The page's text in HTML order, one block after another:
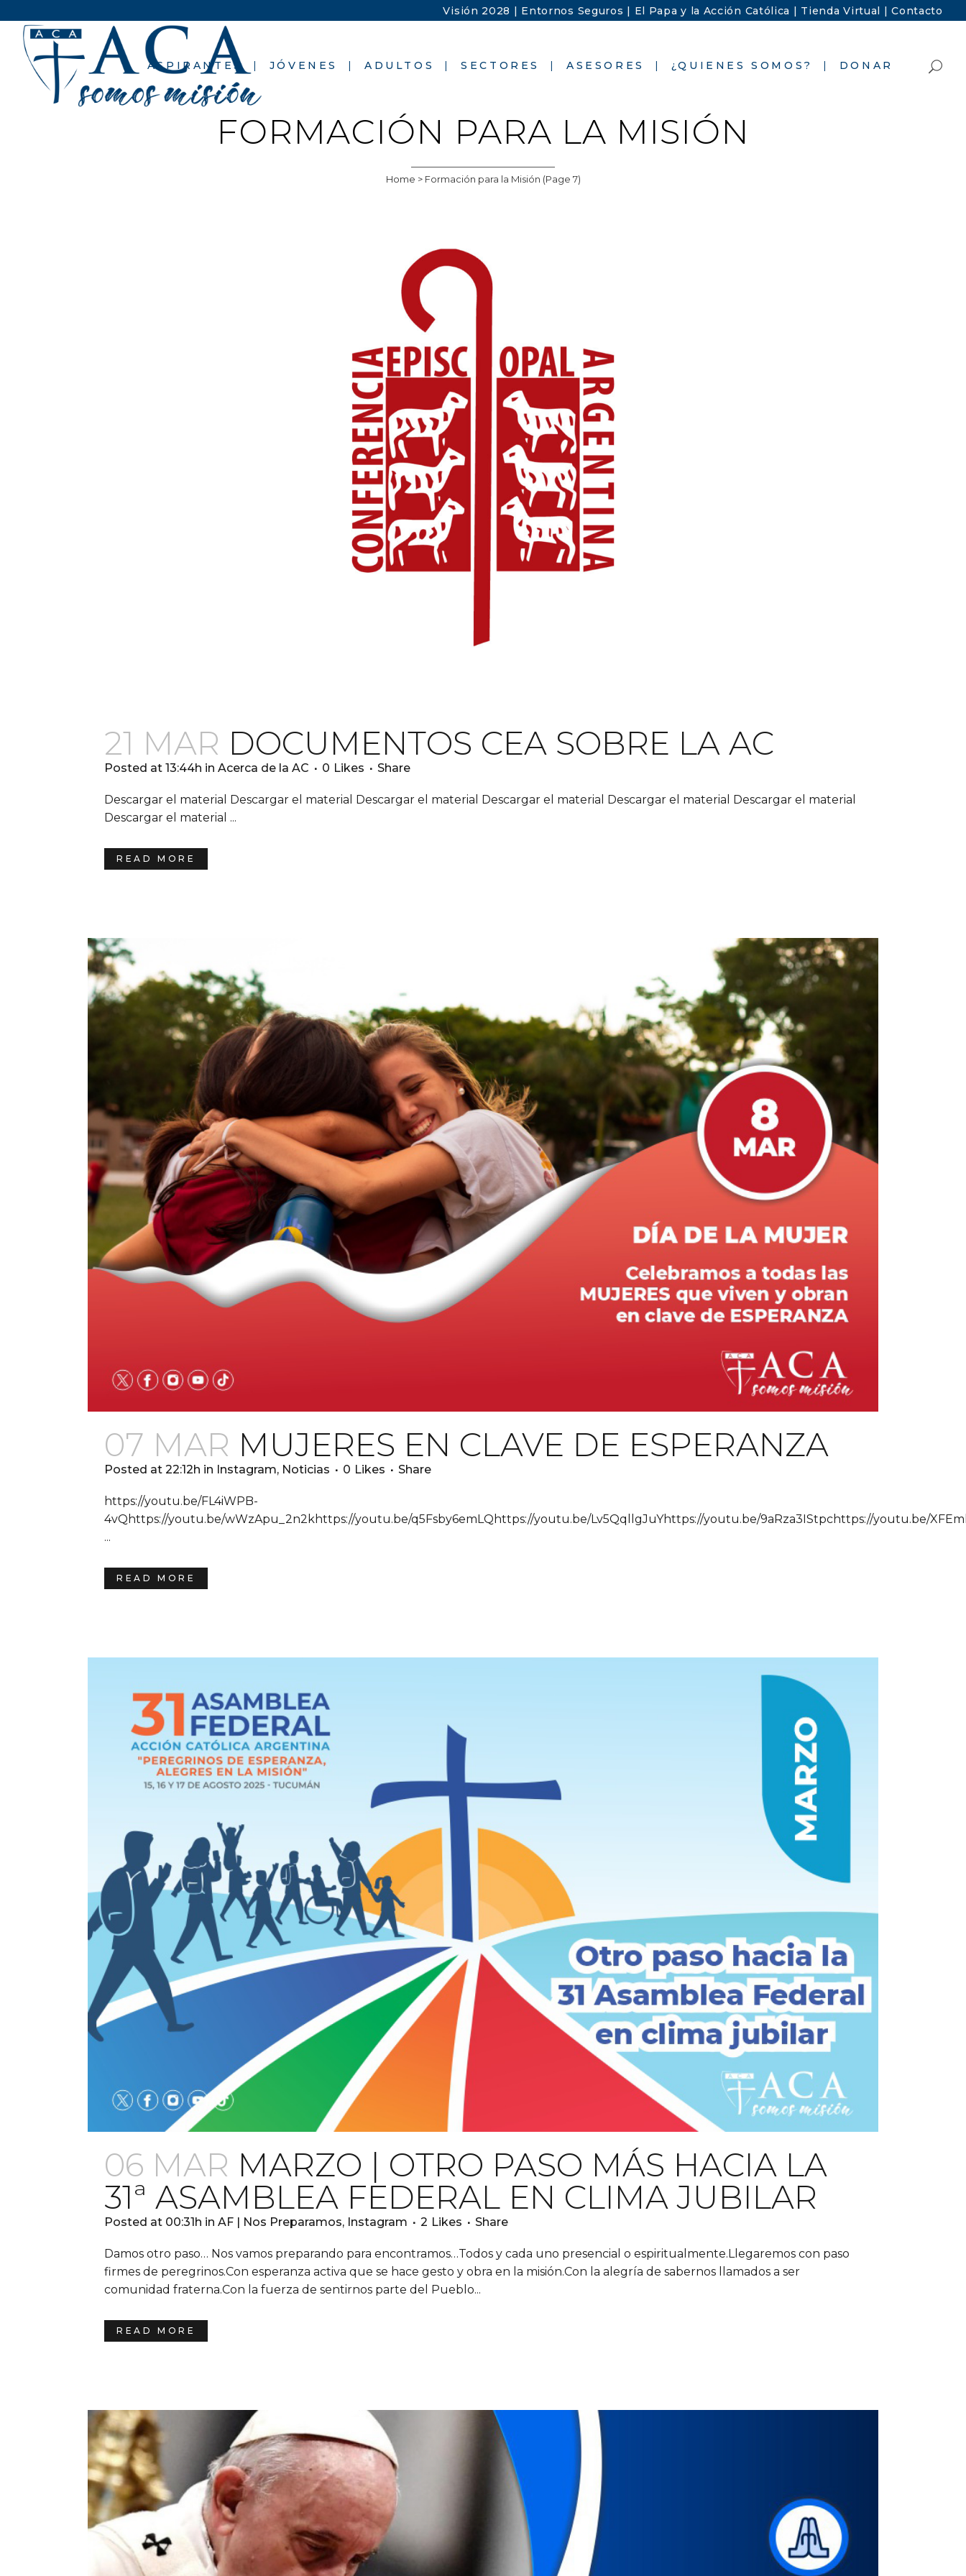
Visión 2028 | Entornos Seguros | El Papa y la Acción Católica | Tienda Virtual |Contacto
ASPIRANTES JÓVENES ADULTOS SECTORES ASESORES ¿QUIENES SOMOS? DONAR
FORMACIÓN PARA LA MISIÓN
Home > Formación para la Misión (Page 7)
21 MAR DOCUMENTOS CEA SOBRE LA AC
Posted at 13:44h in Acerca de la AC 0 Likes Share
Descargar el material Descargar el material Descargar el material Descargar el material Descargar el material Descargar el material
Descargar el material ...
READ MORE
07 MAR MUJERES EN CLAVE DE ESPERANZA
Posted at 22:12h in Instagram, Noticias 0 Likes Share
https://youtu.be/FL4iWPB-
4vQhttps://youtu.be/wWzApu_2n2khttps://youtu.be/q5Fsby6emLQhttps://youtu.be/Lv5QqllgJuYhttps://youtu.be/9aRza3IStpchttps://youtu.be/
...
READ MORE
06 MAR MARZO | OTRO PASO MÁS HACIA LA
31ª ASAMBLEA FEDERAL EN CLIMA JUBILAR
Posted at 00:31h in AF | Nos Preparamos, Instagram 2 Likes Share
Damos otro paso… Nos vamos preparando para encontramos…Todos y cada uno presencial o espiritualmente.Llegaremos con paso
firmes de peregrinos.Con esperanza activa que se hace gesto y obra en la misión.Con la alegría de sabernos llamados a ser
comunidad fraterna.Con la fuerza de sentirnos parte del Pueblo...
READ MORE